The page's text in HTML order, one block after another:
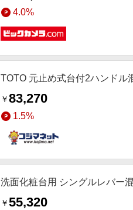
4.0%
TOTO 元止め式台付2ハンドル
￥83,270
1.5%
洗面化粧台用 シングルレバー
￥55,320